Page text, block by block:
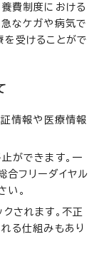
費制度における
なケガや病気で
受けることがで
情報や医療情報
ができます。一
合フリーダイヤル
。
されます。不正
る仕組みもあり